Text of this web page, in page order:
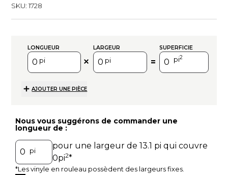
SKU:1728
Nous vous suggérons de commander une
longueur de :
pi pour une largeur de 13.1 pi qui couvre
0pi2*
*Les vinyle en rouleau possèdent des largeurs fixes.
LONGUEUR LARGEUR SUPERFICIE
pi pi = pi2
AJOUTER UNE PIÈCE